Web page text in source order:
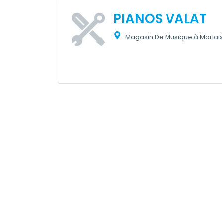
PIANOS VALAT
Magasin De Musique à Morlaix